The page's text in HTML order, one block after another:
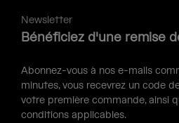
Newsletter
Bénéficiez d'une remise
Abonnez-vous à nos e-mails
minutes, vous recevrez un code
votre première commande, ainsi
conditions applicables.